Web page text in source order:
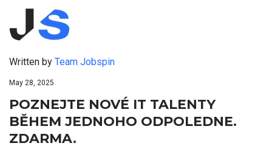
Written by Team Jobspin
May 28, 2025
POZNEJTE NOVÉ IT TALENTY
BĚHEM JEDNOHO ODPOLEDNE.
ZDARMA.